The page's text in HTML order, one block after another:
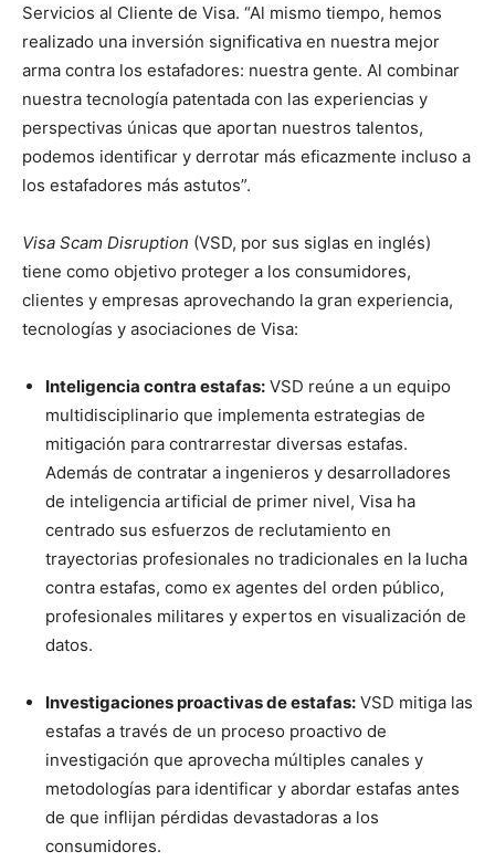
Servicios al Cliente de Visa. “Al mismo tiempo, hemos
realizado una inversión significativa en nuestra mejor
arma contra los estafadores: nuestra gente. Al combinar
nuestra tecnología patentada con las experiencias y
perspectivas únicas que aportan nuestros talentos,
podemos identificar y derrotar más eficazmente incluso a
los estafadores más astutos”.
Visa Scam Disruption (VSD, por sus siglas en inglés)
tiene como objetivo proteger a los consumidores,
clientes y empresas aprovechando la gran experiencia,
tecnologías y asociaciones de Visa:
Inteligencia contra estafas: VSD reúne a un equipo
multidisciplinario que implementa estrategias de
mitigación para contrarrestar diversas estafas.
Además de contratar a ingenieros y desarrolladores
de inteligencia artificial de primer nivel, Visa ha
centrado sus esfuerzos de reclutamiento en
trayectorias profesionales no tradicionales en la lucha
contra estafas, como ex agentes del orden público,
profesionales militares y expertos en visualización de
datos.
Investigaciones proactivas de estafas: VSD mitiga las
estafas a través de un proceso proactivo de
investigación que aprovecha múltiples canales y
metodologías para identificar y abordar estafas antes
de que inflijan pérdidas devastadoras a los
consumidores.